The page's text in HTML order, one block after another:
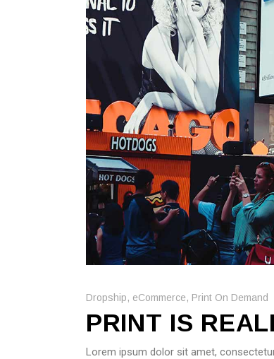
Dropship, eCommerce, Print On Demand
PRINT IS
Lorem ipsum dolor sit amet,